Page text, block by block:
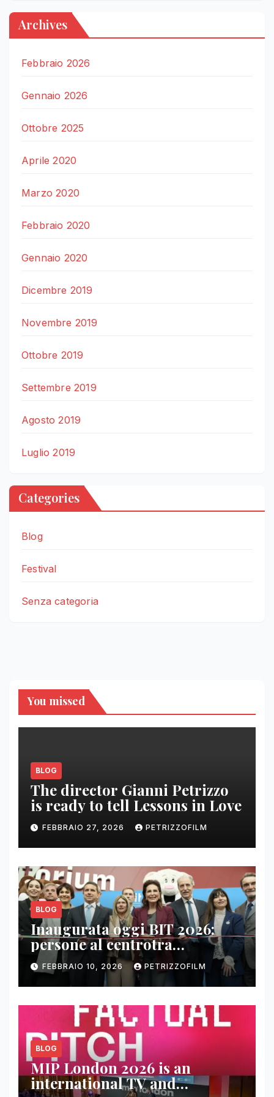
Archives
Febbraio 2026
Gennaio 2026
Ottobre 2025
Aprile 2020
Marzo 2020
Febbraio 2020
Gennaio 2020
Dicembre 2019
Novembre 2019
Ottobre 2019
Settembre 2019
Agosto 2019
Luglio 2019
Categories
Blog
Festival
Senza categoria
You missed
BLOG
The director Gianni Petrizzo
is ready to tell Lessons in Love
FEBBRAIO 27, 2026 PETRIZZOFILM
BLOG
Inaugurata oggi BIT 2026:
persone al centrotra
contenuti, relazioni e business
FEBBRAIO 10, 2026 PETRIZZOFILM
BLOG
MIP London 2026 is an
international TV and